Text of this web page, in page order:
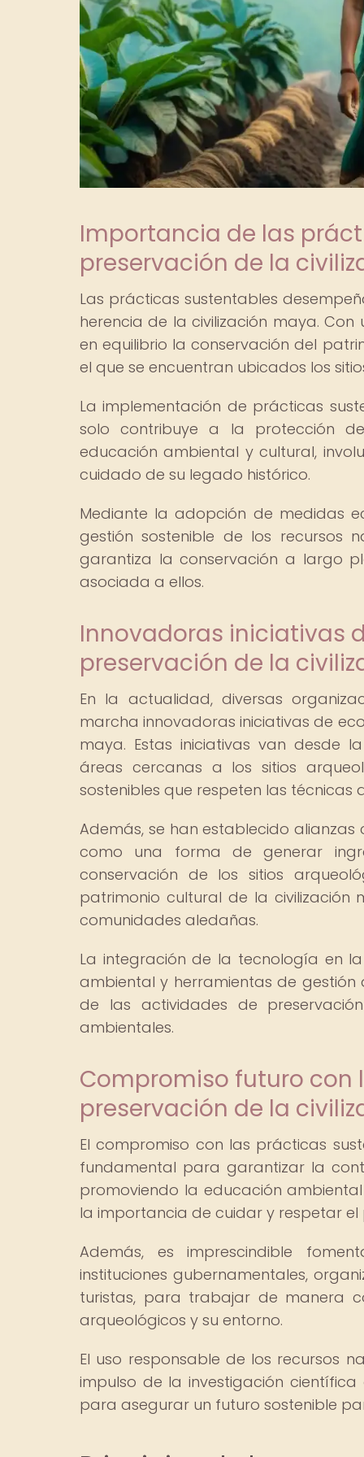
Importancia de las
preservación de la
Las prácticas sustentables
herencia de la civilización maya.
en equilibrio la conservación del
el que se encuentran ubicados los
La implementación de prácticas
solo contribuye a la protección
educación ambiental y cultural,
cuidado de su legado histórico.
Mediante la adopción de medidas
gestión sostenible de los recursos
garantiza la conservación a largo
asociada a ellos.
Innovadoras iniciativas
preservación de la
En la actualidad, diversas
marcha innovadoras iniciativas de
maya. Estas iniciativas van desde
áreas cercanas a los sitios
sostenibles que respeten las técnicas
Además, se han establecido
como una forma de generar
conservación de los sitios
patrimonio cultural de la
comunidades aledañas.
La integración de la tecnología en
ambiental y herramientas de gestión
de las actividades de
ambientales.
Compromiso futuro con
preservación de la
El compromiso con las prácticas
fundamental para garantizar la
promoviendo la educación
la importancia de cuidar y respetar
Además, es imprescindible
instituciones gubernamentales,
turistas, para trabajar de manera
arqueológicos y su entorno.
El uso responsable de los recursos
impulso de la investigación
para asegurar un futuro sostenible